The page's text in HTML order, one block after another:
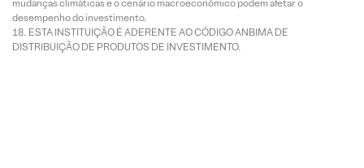
mudanças climáticas e o cenário macroeconômico podem afetar o
desempenho do investimento.
ESTA INSTITUIÇÃO É ADERENTE AO CÓDIGO ANBIMA DE
DISTRIBUIÇÃO DE PRODUTOS DE INVESTIMENTO.